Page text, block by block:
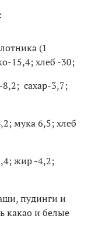
(1
15,4; хлеб -30;
сахар-3,7;
мука 6,5; хлеб
жир -4,2;
пудинги и
какао и белые